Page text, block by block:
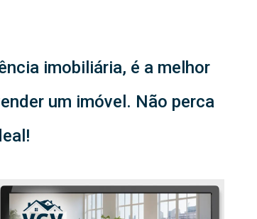
imobiliária, é a melhor
um imóvel. Não perca